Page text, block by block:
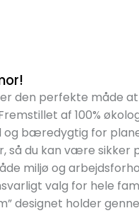
den perfekte måde
af 100%
og bæredygtig for
så du kan være sikker
miljø og
valg for hele
designet holder